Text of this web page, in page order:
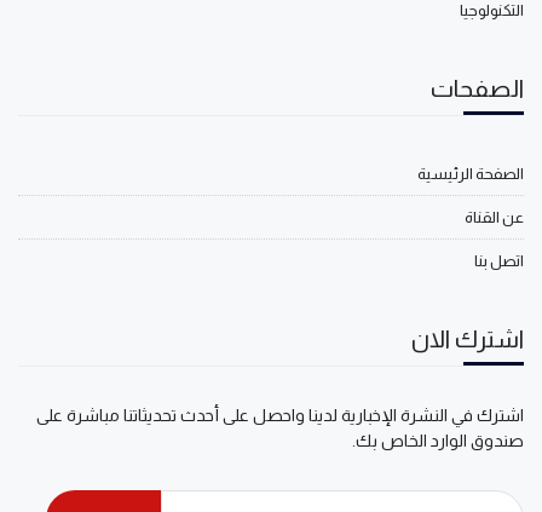
التكنولوجيا
الصفحات
الصفحة الرئيسية
عن القناة
اتصل بنا
اشترك الان
اشترك في النشرة الإخبارية لدينا واحصل على أحدث تحديثاتنا مباشرة على
صندوق الوارد الخاص بك.